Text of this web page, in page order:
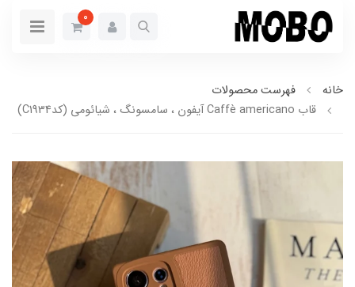
0
خانه
فهرست محصولات
قاب Caffè americano آیفون ، سامسونگ ، شیائومی (کدC1934)